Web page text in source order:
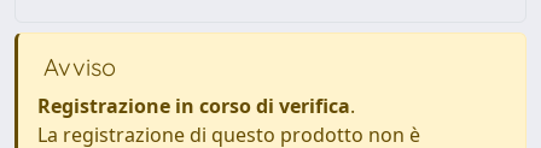
Avviso
Registrazione in corso di verifica.
La registrazione di questo prodotto non è